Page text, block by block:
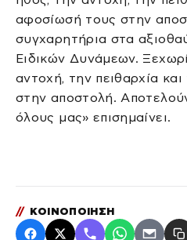
αφοσίωσή τους στην
συγχαρητήρια στα
Ειδικών Δυνάμεων.
αντοχή, την πειθαρχία
στην αποστολή.
όλους μας» επισημαίνει.
// ΚΟΙΝΟΠΟΙΗΣΗ